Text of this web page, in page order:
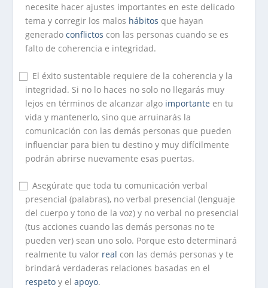
necesite hacer ajustes importantes en este delicado
tema y corregir los malos hábitos que hayan
generadoconflictos con las personas cuando se es
falto de coherencia e integridad.
⃞ El éxito sustentable requiere de la coherencia y la
integridad. Si no lo haces no solo no llegarás muy
lejos en términos de alcanzar algo importante en tu
vida y mantenerlo, sino que arruinarás la
comunicación con las demás personas que pueden
influenciar para bien tu destino y muy difícilmente
podrán abrirse nuevamente esas puertas.
⃞ Asegúrate que toda tu comunicación verbal
presencial (palabras), no verbal presencial (lenguaje
del cuerpo y tono de la voz) y no verbal no presencial
(tus acciones cuando las demás personas no te
pueden ver) sean uno solo. Porque esto determinará
realmente tu valor real con las demás personas y te
brindará verdaderas relaciones basadas en el
respeto y elapoyo.